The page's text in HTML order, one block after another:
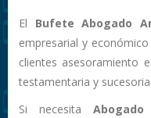
El Bufete Abogado
empresarial y
clientes asesoramiento
testamentaria y sucesoria.
Si necesita